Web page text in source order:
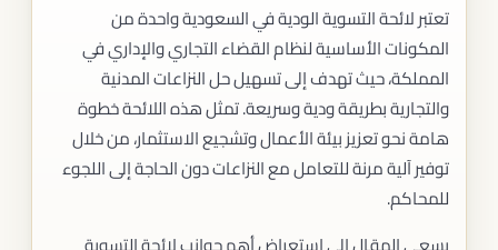
تعتبر لائحة التسوية الودية في السعودية واحدة من
المكونات الأساسية لنظام القضاء التجاري والإداري في
المملكة، حيث تهدف إلى تسهيل حل النزاعات المدنية
والتجارية بطريقة ودية وسريعة. تمثل هذه اللائحة خطوة
هامة نحو تعزيز بيئة الأعمال وتشجيع الاستثمار، من خلال
توفير آلية مرنة للتعامل مع النزاعات دون الحاجة إلى اللجوء
للمحاكم.